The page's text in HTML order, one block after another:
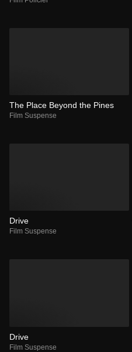
The Place Beyond the Pines
Film Suspense
Drive
Film Suspense
Drive
Film Suspense